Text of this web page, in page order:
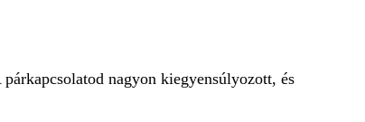
nagyon kiegyensúlyozott, és